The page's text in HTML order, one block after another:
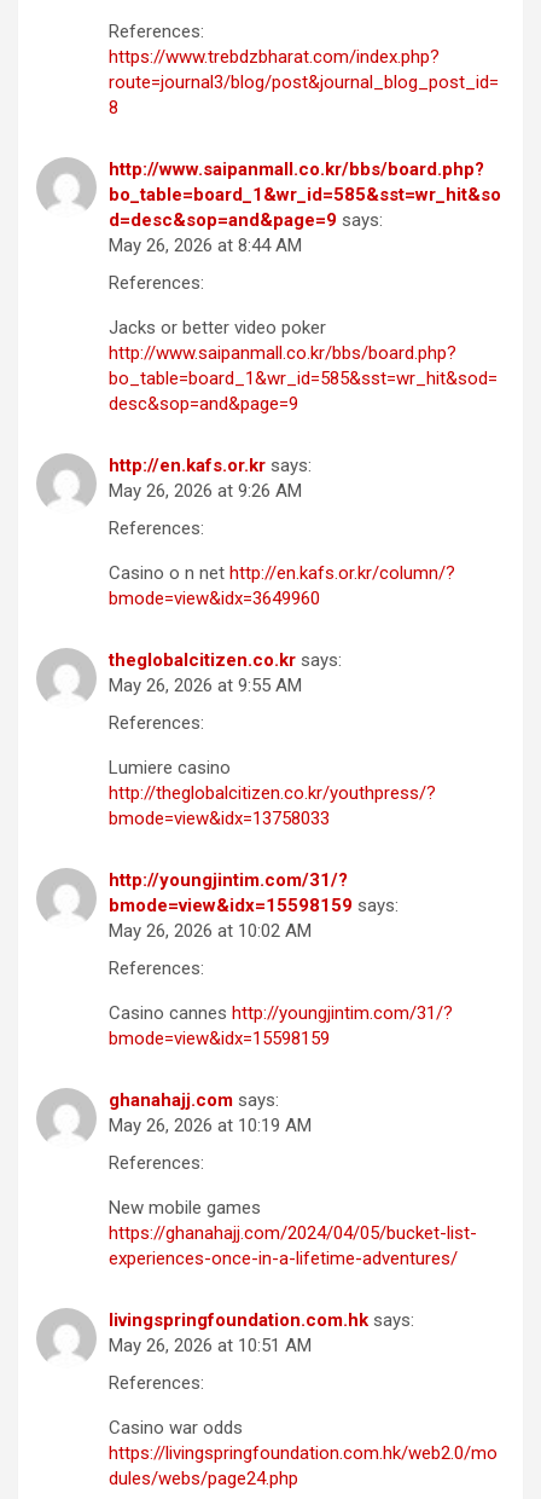
References:
https://www.trebdzbharat.com/index.php?
route=journal3/blog/post&journal_blog_post_id=
8
http://www.saipanmall.co.kr/bbs/board.php?
bo_table=board_1&wr_id=585&sst=wr_hit&so
d=desc&sop=and&page=9 says:
May 26, 2026 at 8:44 AM
References:
Jacks or better video poker
http://www.saipanmall.co.kr/bbs/board.php?
bo_table=board_1&wr_id=585&sst=wr_hit&sod=
desc&sop=and&page=9
http://en.kafs.or.kr says:
May 26, 2026 at 9:26 AM
References:
Casino o n net http://en.kafs.or.kr/column/?
bmode=view&idx=3649960
theglobalcitizen.co.kr says:
May 26, 2026 at 9:55 AM
References:
Lumiere casino
http://theglobalcitizen.co.kr/youthpress/?
bmode=view&idx=13758033
http://youngjintim.com/31/?
bmode=view&idx=15598159 says:
May 26, 2026 at 10:02 AM
References:
Casino cannes http://youngjintim.com/31/?
bmode=view&idx=15598159
ghanahajj.com says:
May 26, 2026 at 10:19 AM
References:
New mobile games
https://ghanahajj.com/2024/04/05/bucket-list-
experiences-once-in-a-lifetime-adventures/
livingspringfoundation.com.hk says:
May 26, 2026 at 10:51 AM
References:
Casino war odds
https://livingspringfoundation.com.hk/web2.0/mo
dules/webs/page24.php